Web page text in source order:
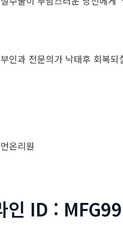
인과 전문의가 낙태후 회복
온리원
인 ID : MFG99